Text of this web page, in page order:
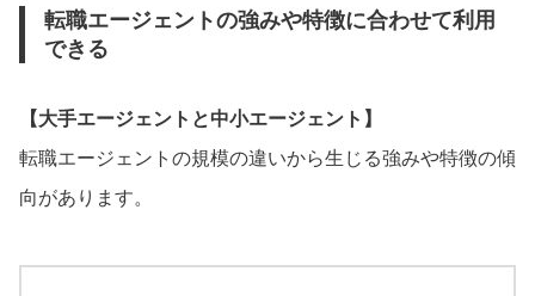
転職エージェントの強みや特徴に合わせて利用
できる
【大手エージェントと中小エージェント】
転職エージェントの規模の違いから生じる強みや特徴の傾
向があります。